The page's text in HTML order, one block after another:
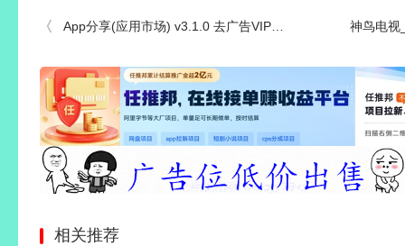
App分享(应用市场) v3.1.0 去广告VIP会员破解版 神鸟电视
相关推荐